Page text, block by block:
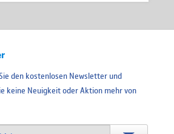
den kostenlosen Newsletter und
keine Neuigkeit oder Aktion mehr von